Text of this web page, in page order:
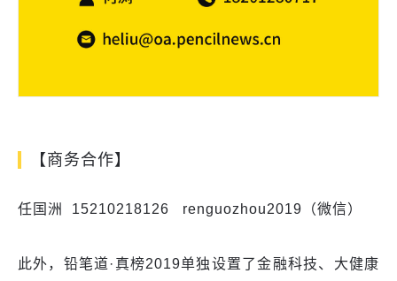
【商务合作】
任国洲 15210218126 renguozhou2019（微信）
此外，铅笔道·真榜2019单独设置了金融科技、大健康